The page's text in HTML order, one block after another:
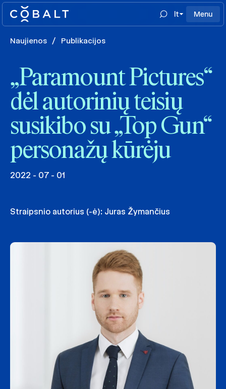
lt Menu
Naujienos / Publikacijos
„Paramount Pictures“
dėl autorinių teisių
susikibo su „Top Gun“
personažų kūrėju
2022 - 07 - 01
Straipsnio autorius (-ė): Juras Žymančius